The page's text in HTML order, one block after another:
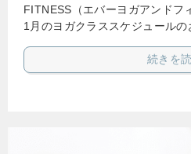
FITNESS（エバーヨガアンドフ
1月のヨガクラススケジュール
続きを